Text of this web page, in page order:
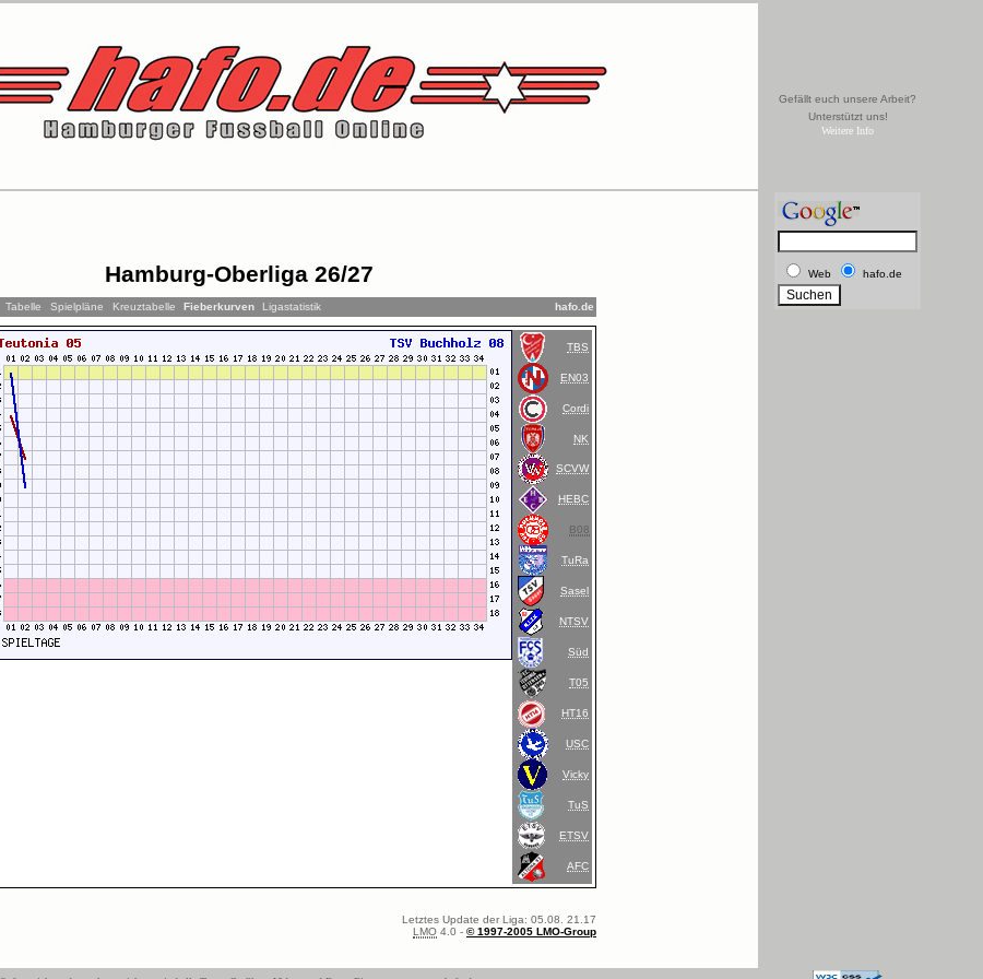
Gefällt euch unsere Arbeit?
Unterstützt uns!
Weitere Info
Hamburg-Oberliga 26/27
Tabelle Spielpläne Kreuztabelle Fieberkurven Ligastatistik hafo.de
TBS
EN03
Cordi
NK
SCVW
HEBC
B08
TuRa
Sasel
NTSV
Süd
T05
HT16
USC
Vicky
TuS
ETSV
AFC
Letztes Update der Liga: 05.08. 21.17
LMO 4.0 - © 1997-2005 LMO-Group
Web hafo.de